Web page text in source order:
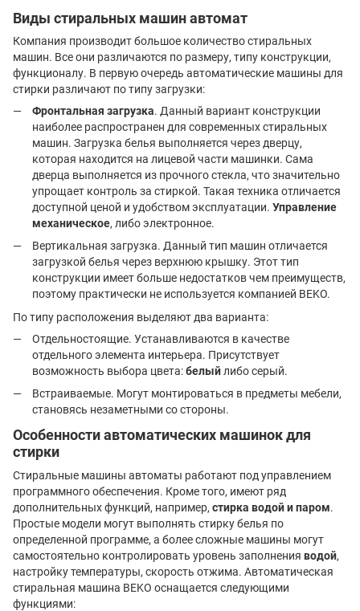
Виды стиральных машин автомат
Компания производит большое количество стиральных
машин. Все они различаются по размеру, типу конструкции,
функционалу. В первую очередь автоматические машины для
стирки различают по типу загрузки:
Фронтальная загрузка. Данный вариант конструкции
наиболее распространен для современных стиральных
машин. Загрузка белья выполняется через дверцу,
которая находится на лицевой части машинки. Сама
дверца выполняется из прочного стекла, что значительно
упрощает контроль за стиркой. Такая техника отличается
доступной ценой и удобством эксплуатации. Управление
механическое, либо электронное.
Вертикальная загрузка. Данный тип машин отличается
загрузкой белья через верхнюю крышку. Этот тип
конструкции имеет больше недостатков чем преимуществ,
поэтому практически не используется компанией BEKO.
По типу расположения выделяют два варианта:
Отдельностоящие. Устанавливаются в качестве
отдельного элемента интерьера. Присутствует
возможность выбора цвета:белыйлибо серый.
Встраиваемые. Могут монтироваться в предметы мебели,
становясь незаметными со стороны.
Особенности автоматических машинок для
стирки
Стиральные машины автоматы работают под управлением
программного обеспечения. Кроме того, имеют ряд
дополнительных функций, например, стирка водой и паром.
Простые модели могут выполнять стирку белья по
определенной программе, а более сложные машины могут
самостоятельно контролировать уровень заполнения водой,
настройку температуры, скорость отжима. Автоматическая
стиральная машина BEKO оснащается следующими
функциями: